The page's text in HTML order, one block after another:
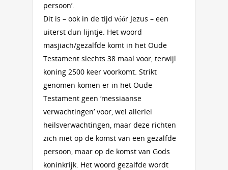
persoon’.
Dit is – ook in de tijd vóór Jezus – een
uiterst dun lijntje. Het woord
masjiach/gezalfde komt in het Oude
Testament slechts 38 maal voor, terwijl
koning 2500 keer voorkomt. Strikt
genomen komen er in het Oude
Testament geen ‘messiaanse
verwachtingen’ voor, wel allerlei
heilsverwachtingen, maar deze richten
zich niet op de komst van een gezalfde
persoon, maar op de komst van Gods
koninkrijk. Het woord gezalfde wordt